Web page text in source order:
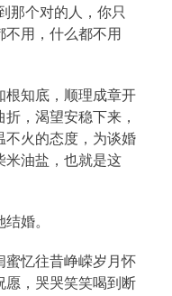
那个对的人，你只
用，什么都不用
根知底，顺理成章开
，渴望安稳下来，
不火的态度，为谈婚
米油盐，也就是这
婚。
蜜忆往昔峥嵘岁月怀
愿，哭哭笑笑喝到断